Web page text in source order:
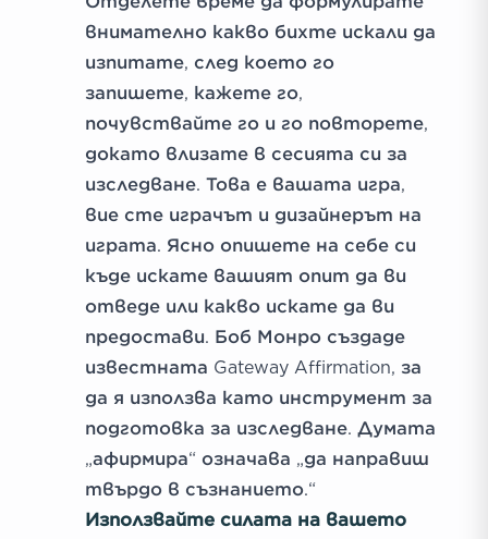
внимателно какво бихте искали да
изпитате, след което го
запишете, кажете го,
почувствайте го и го повторете,
докато влизате в сесията си за
изследване. Това е вашата игра,
вие сте играчът и дизайнерът на
играта. Ясно опишете на себе си
къде искате вашият опит да ви
отведе или какво искате да ви
предостави. Боб Монро създаде
известната Gateway Affirmation, за
да я използва като инструмент за
подготовка за изследване. Думата
„афирмира“ означава „да направиш
твърдо в съзнанието.“
Използвайте силата на вашето